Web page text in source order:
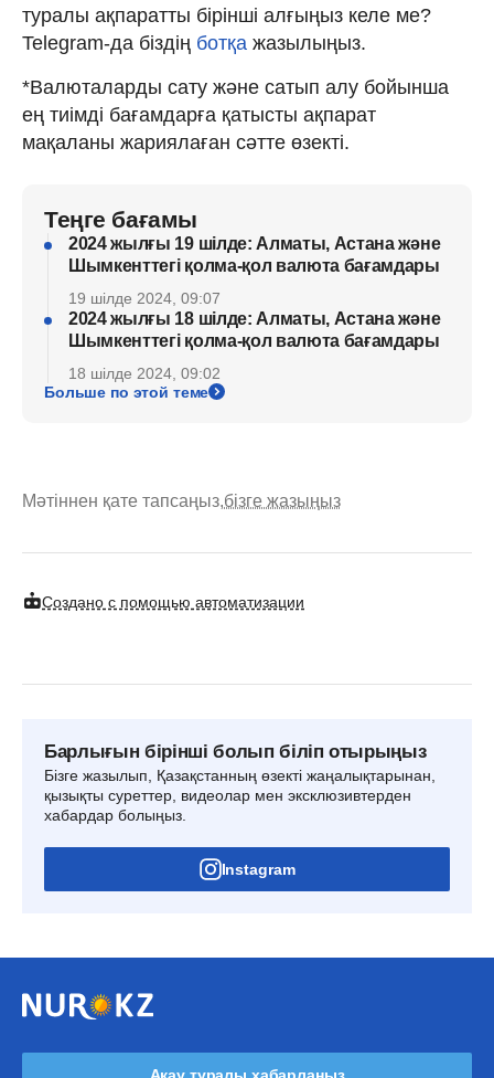
туралы ақпаратты бірінші алғыңыз келе ме?
Telegram-да біздің ботқа жазылыңыз.
*Валюталарды сату және сатып алу бойынша
ең тиімді бағамдарға қатысты ақпарат
мақаланы жариялаған сәтте өзекті.
Теңге бағамы
2024 жылғы 19 шілде: Алматы, Астана және
Шымкенттегі қолма-қол валюта бағамдары
19 шілде 2024, 09:07
2024 жылғы 18 шілде: Алматы, Астана және
Шымкенттегі қолма-қол валюта бағамдары
18 шілде 2024, 09:02
Больше по этой теме
Мәтіннен қате тапсаңыз,бізге жазыңыз
Создано с помощью автоматизации
Барлығын бірінші болып біліп отырыңыз
Бізге жазылып, Қазақстанның өзекті жаңалықтарынан,
қызықты суреттер, видеолар мен эксклюзивтерден
хабардар болыңыз.
Instagram
Ақау туралы хабарлаңыз